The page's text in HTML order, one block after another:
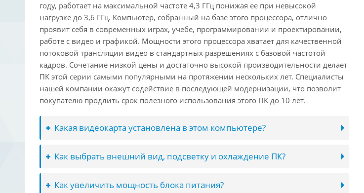
году, работает на максимальной частоте 4,3 ГГц понижая ее при невысокой
нагрузке до 3,6 ГГц. Компьютер, собранный на базе этого процессора, отлично
проявит себя в современных играх, учебе, программировании и проектировании,
работе с видео и графикой. Мощности этого процессора хватает для качественной
потоковой трансляции видео в стандартных разрешениях с базовой частотой
кадров. Сочетание низкой цены и достаточно высокой производительности делает
ПК этой серии самыми популярными на протяжении нескольких лет. Специалисты
нашей компании окажут содействие в последующей модернизации, что позволит
покупателю продлить срок полезного использования этого ПК до 10 лет.
Какая видеокарта установлена в этом компьютере?
Как выбрать внешний вид, подсветку и охлаждение ПК?
Как увеличить мощность блока питания?